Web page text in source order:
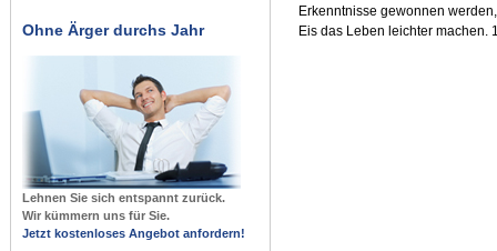
Ohne Ärger durchs Jahr
Lehnen Sie sich entspannt zurück.
Wir kümmern uns für Sie.
Jetzt kostenloses Angebot anfordern!
Erkenntnisse gewonnen
Eis das Leben leichter machen.